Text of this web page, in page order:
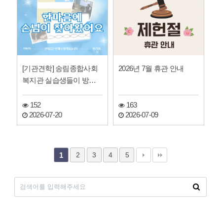
[기관견학] 송림종합사회
복지관 실습생들이 방문
152
2026-07-20
2026년 7월 휴관 안내
163
2026-07-09
1 2 3 4 5